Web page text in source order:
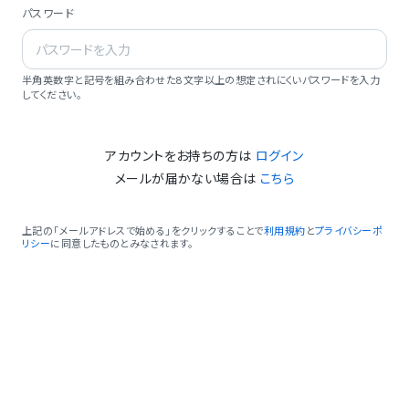
パスワード
半角英数字と記号を組み合わせた8文字以上の想定されにくいパスワードを入力
してください。
アカウントをお持ちの方は ログイン
メールが届かない場合は こちら
上記の「メールアドレスで始める」をクリックすることで利用規約 とプライバシーポ
リシーに同意したものとみなされます。